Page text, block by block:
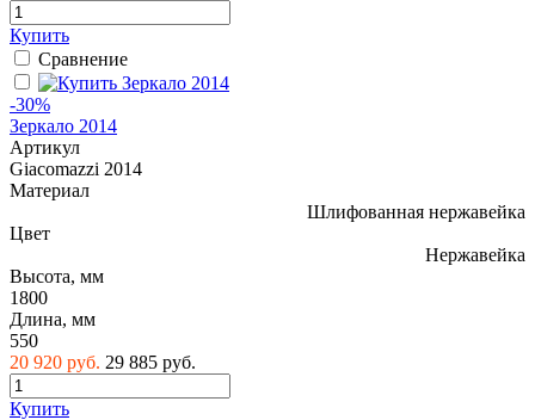
Купить
Сравнение
-30%
Зеркало 2014
Артикул
Giacomazzi 2014
Материал
Шлифованная нержавейка
Цвет
Нержавейка
Высота, мм
1800
Длина, мм
550
20 920 руб. 29 885 руб.
Купить